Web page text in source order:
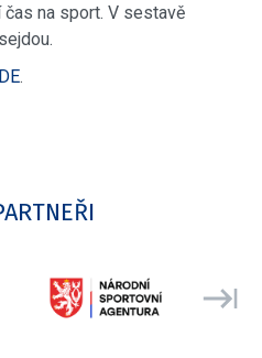
na sport. V sestavě
.